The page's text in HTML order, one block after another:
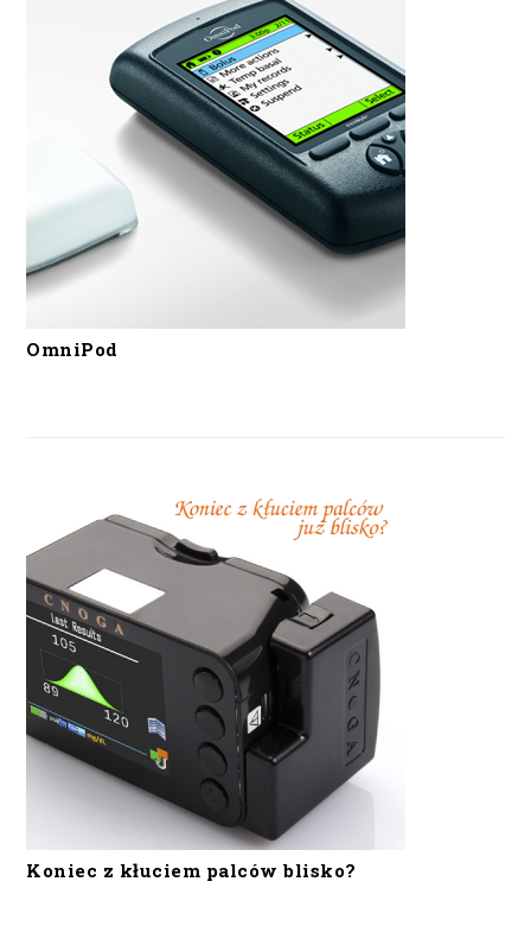
OmniPod
Koniec z kłuciem palców blisko?